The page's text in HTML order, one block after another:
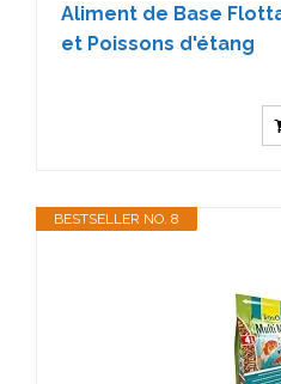
Aliment de Base
et Poissons d'étang
BESTSELLER NO. 8